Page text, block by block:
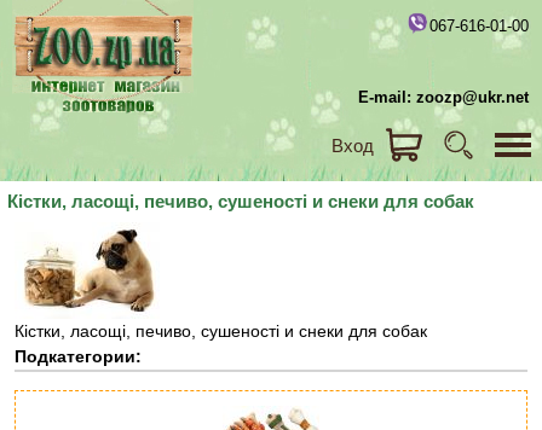
067-616-01-00
E-mail: zoozp@ukr.net
Вход
Кістки, ласощі, печиво, сушеності и снеки для собак
Кістки, ласощі, печиво, сушеності и снеки для собак
Подкатегории: